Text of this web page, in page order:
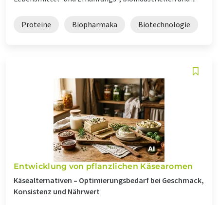
Proteine Biopharmaka Biotechnologie
Entwicklung von pflanzlichen Käsearomen
Käsealternativen – Optimierungsbedarf bei Geschmack,
Konsistenz und Nährwert